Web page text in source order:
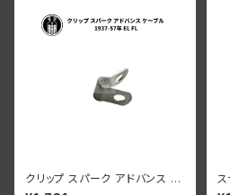
クリップ スパーク アドバンス ケ
ーブル ハーレーダビッドソン 19
ス
ー